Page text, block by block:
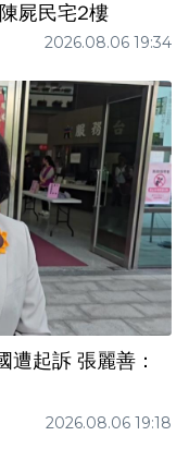
屍民宅2樓
2026.08.06 19:34
遭起訴 張麗善：
2026.08.06 19:18